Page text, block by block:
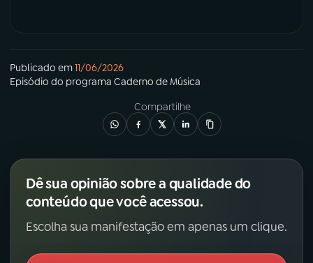
Publicado em11/06/2026
Episódio do programa Caderno de Música
Compartilhe
Dê sua opinião sobre a qualidade do
conteúdo que você acessou.
Escolha sua manifestação em apenas um clique.